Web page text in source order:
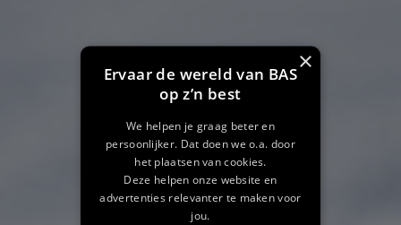
×
Ervaar de wereld van BAS
op z’n best
We helpen je graag beter en
persoonlijker. Dat doen we o.a. door
het plaatsen van cookies.
Deze helpen onze website en
advertenties relevanter te maken voor
jou.